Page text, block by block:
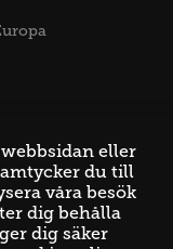
eller
du till
våra besök
dig behålla
dig säker